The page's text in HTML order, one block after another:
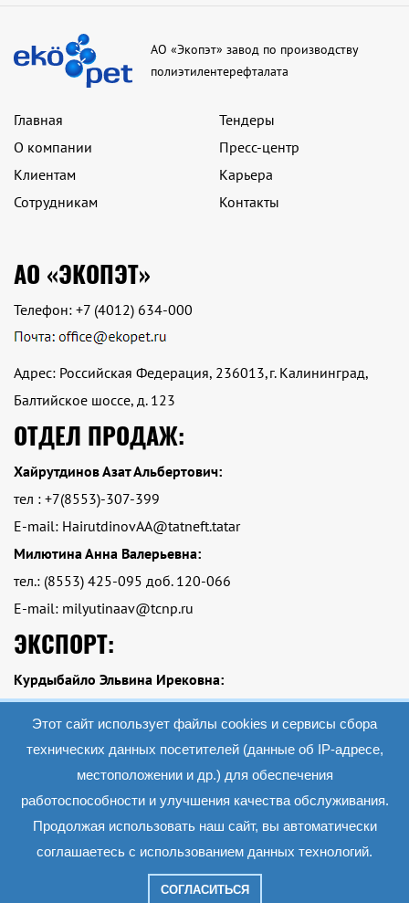
АО «Экопэт» завод по производству
полиэтилентерефталата
Главная
О компании
Клиентам
Сотрудникам
Тендеры
Пресс-центр
Карьера
Контакты
АО «ЭКОПЭТ»
Телефон: +7 (4012) 634-000
Адрес: Российская Федерация, 236013,г. Калининград,
Балтийское шоссе, д. 123
ОТДЕЛ ПРОДАЖ:
Хайрутдинов Азат Альбертович:
тел : +7(8553)-307-399
E-mail: HairutdinovAA@tatneft.tatar
Милютина Анна Валерьевна:
тел.: (8553) 425-095 доб. 120-066
E-mail: milyutinaav@tcnp.ru
ЭКСПОРТ:
Курдыбайло Эльвина Ирековна:
тел.: Тел.: +7 (8553)-425-095 доб. 120-084
E-mail: kurdybailoei@tcnp.ru
2019 АО «Экопэт»
числе дизайн). Запрещается копирование, распространение (в том числе путем
использование информации и объектов без предварительного согласия
Этот сайт использует файлы cookies и сервисы сбора
технических данных посетителей (данные об IP-адресе,
местоположении и др.) для обеспечения
работоспособности и улучшения качества обслуживания.
Продолжая использовать наш сайт, вы автоматически
соглашаетесь с использованием данных технологий.
СОГЛАСИТЬСЯ